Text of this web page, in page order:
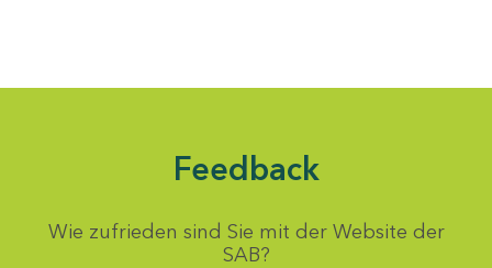
Feedback
Wie zufrieden sind Sie mit der Website der
SAB?